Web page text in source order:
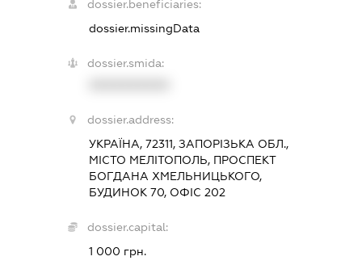
dossier.beneficiaries:
dossier.missingData
dossier.smida:
dossier.address:
УКРАЇНА, 72311, ЗАПОРІЗЬКА ОБЛ.,
МІСТО МЕЛІТОПОЛЬ, ПРОСПЕКТ
БОГДАНА ХМЕЛЬНИЦЬКОГО,
БУДИНОК 70, ОФІС 202
dossier.capital:
1 000 грн.